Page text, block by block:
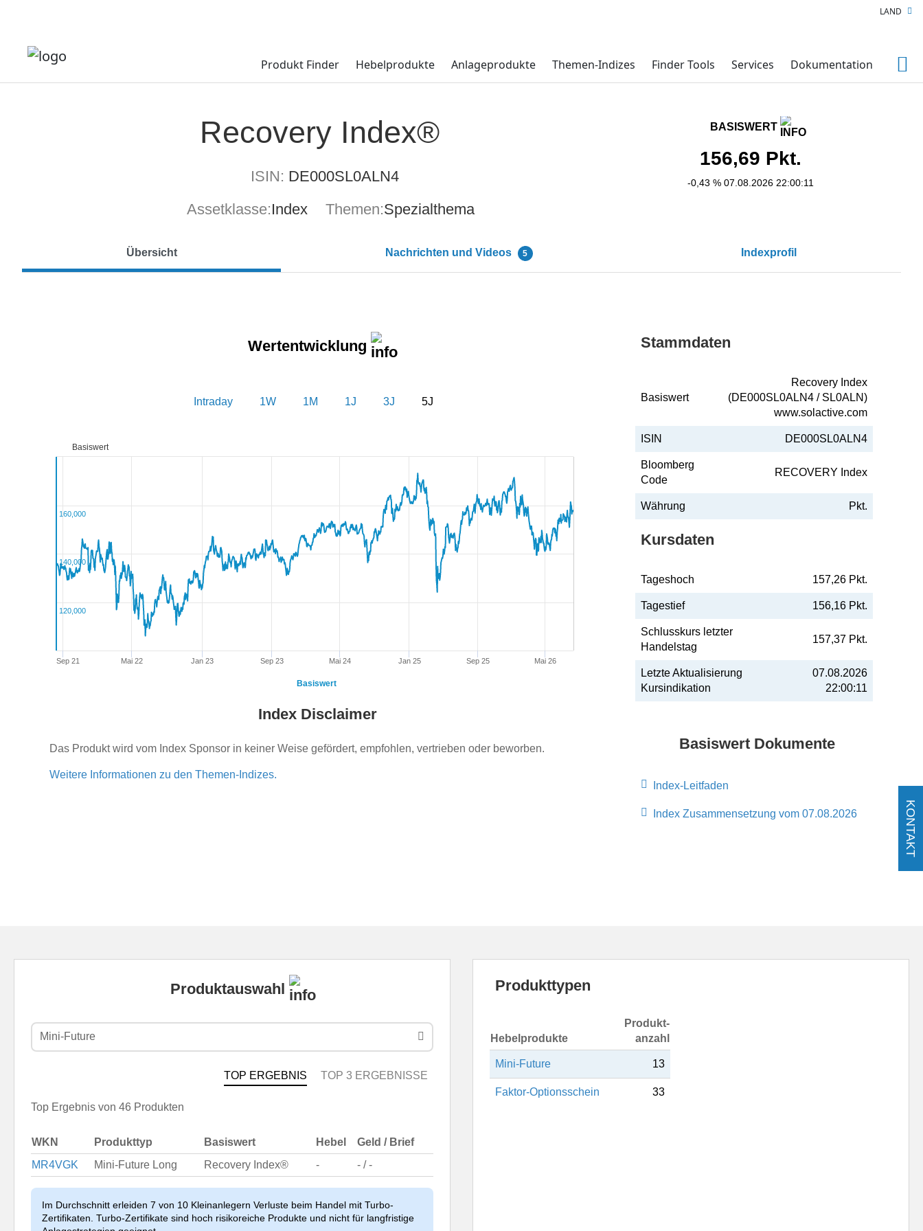
Produkt Finder Hebelprodukte Anlageprodukte Themen-Indizes Finder Tools Services Dokumentation
LAND
Recovery Index®
ISIN: DE000SL0ALN4
Assetklasse:Index Themen:Spezialthema
BASISWERT
156,69 Pkt.
-0,43 % 07.08.2026 22:00:11
Übersicht Nachrichten und Videos 5 Indexprofil
Wertentwicklung
Intraday 1W 1M 1J 3J 5J
Sep 21 Mai 22 Jan 23 Sep 23 Mai 24 Jan 25 Sep 25 Mai 26
120,000
140,000
160,000
Basiswert
Basiswert
Index Disclaimer
Das Produkt wird vom Index Sponsor in keiner Weise gefördert, empfohlen, vertrieben oder beworben.
Weitere Informationen zu den Themen-Indizes.
Stammdaten
Basiswert
Recovery Index
(DE000SL0ALN4 / SL0ALN)
www.solactive.com
ISIN DE000SL0ALN4
Bloomberg
Code
RECOVERY Index
Währung Pkt.
Kursdaten
Tageshoch 157,26 Pkt.
Tagestief 156,16 Pkt.
Schlusskurs letzter
Handelstag
157,37 Pkt.
Letzte Aktualisierung
Kursindikation
07.08.2026
22:00:11
Basiswert Dokumente
Index-Leitfaden
Index Zusammensetzung vom 07.08.2026
Produktauswahl
Mini-Future
TOP ERGEBNIS TOP 3 ERGEBNISSE
Top Ergebnis von 46 Produkten
WKN Produkttyp Basiswert Hebel
Geld / Brief
MR4VGK
Mini-Future Long Recovery Index® - - / -
Im Durchschnitt erleiden 7 von 10 Kleinanlegern Verluste beim Handel mit Turbo-
Zertifikaten. Turbo-Zertifikate sind hoch risikoreiche Produkte und nicht für langfristige
Produkttypen
Hebelprodukte
Produkt-
anzahl
Mini-Future 13
Faktor-Optionsschein 33
KONTAKT